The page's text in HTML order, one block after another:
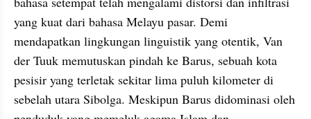
yang kuat dari bahasa Melayu pasar. Demi
mendapatkan lingkungan linguistik yang otentik, Van
der Tuuk memutuskan pindah ke Barus, sebuah kota
pesisir yang terletak sekitar lima puluh kilometer di
sebelah utara Sibolga. Meskipun Barus didominasi oleh